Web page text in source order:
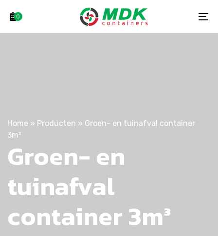
links0
Home » Producten » Groen- en tuinafval container
3m³
Groen- en
tuinafval
container 3m³